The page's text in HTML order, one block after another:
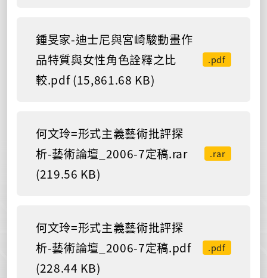
鍾旻家-迪士尼與宮崎駿動畫作
品特質與女性角色詮釋之比
較.pdf (15,861.68 KB)
.pdf
何文玲=形式主義藝術批評探
析-藝術論壇_2006-7定稿.rar
(219.56 KB)
.rar
何文玲=形式主義藝術批評探
析-藝術論壇_2006-7定稿.pdf
(228.44 KB)
.pdf